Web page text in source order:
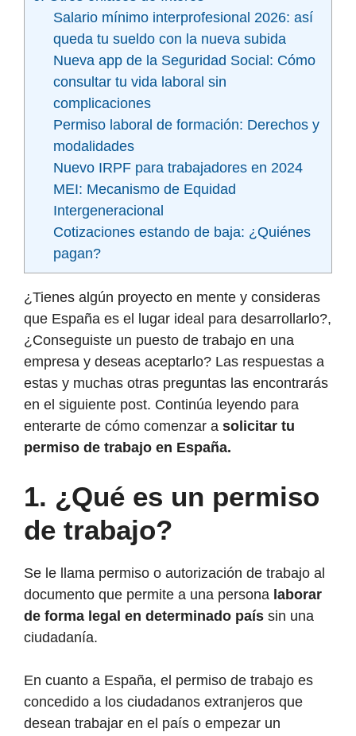
Salario mínimo interprofesional 2026: así
queda tu sueldo con la nueva subida
Nueva app de la Seguridad Social: Cómo
consultar tu vida laboral sin
complicaciones
Permiso laboral de formación: Derechos y
modalidades
Nuevo IRPF para trabajadores en 2024
MEI: Mecanismo de Equidad
Intergeneracional
Cotizaciones estando de baja: ¿Quiénes
pagan?
¿Tienes algún proyecto en mente y consideras
que España es el lugar ideal para desarrollarlo?,
¿Conseguiste un puesto de trabajo en una
empresa y deseas aceptarlo? Las respuestas a
estas y muchas otras preguntas las encontrarás
en el siguiente post. Continúa leyendo para
enterarte de cómo comenzar a solicitar tu
permiso de trabajo en España.
1. ¿Qué es un permiso
de trabajo?
Se le llama permiso o autorización de trabajo al
documento que permite a una persona laborar
de forma legal en determinado país sin una
ciudadanía.
En cuanto a España, el permiso de trabajo es
concedido a los ciudadanos extranjeros que
desean trabajar en el país o empezar un